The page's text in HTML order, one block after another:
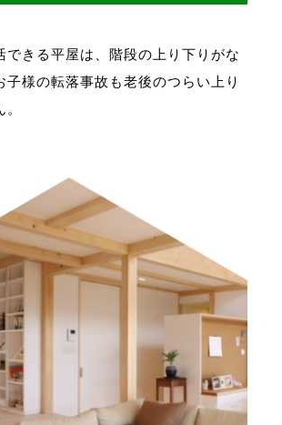
できる平屋は、階段の上り下りがな
子様の転落事故も老後のつらい上り